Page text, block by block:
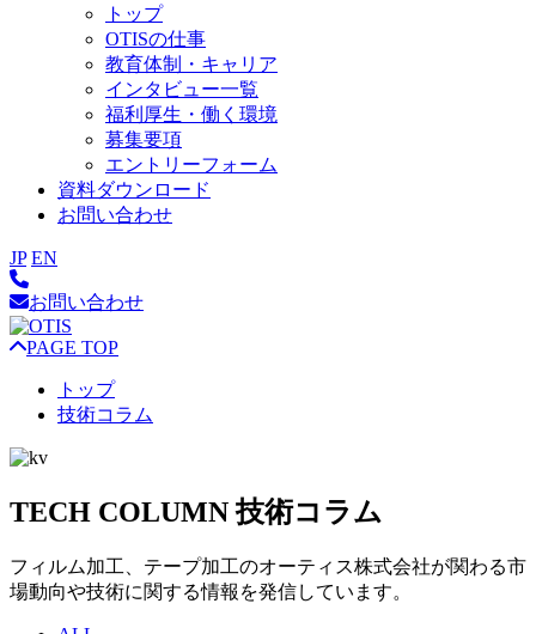
トップ
OTISの仕事
教育体制・キャリア
インタビュー一覧
福利厚生・働く環境
募集要項
エントリーフォーム
資料ダウンロード
お問い合わせ
JP EN
お問い合わせ
PAGE TOP
トップ
技術コラム
TECH COLUMN 技術コラム
フィルム加工、テープ加工のオーティス株式会社が関わる市
場動向や技術に関する情報を発信しています。